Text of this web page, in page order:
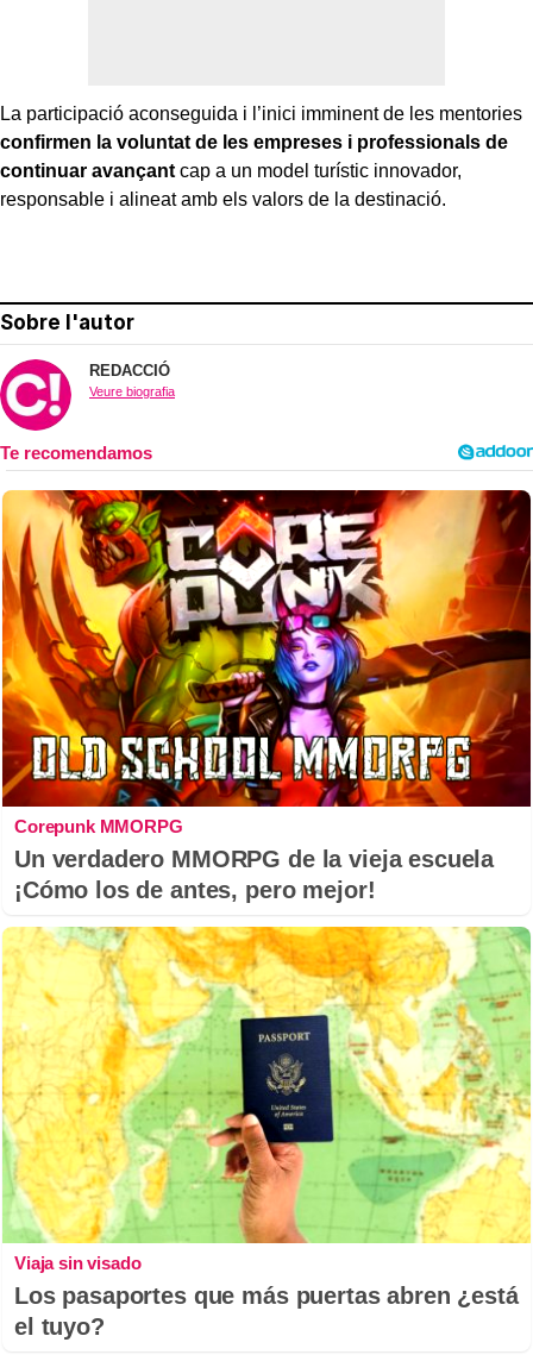
La participació aconseguida i l’inici imminent de les mentories
confirmen la voluntat de les empreses i professionals de
continuar avançant cap a un model turístic innovador,
responsable i alineat amb els valors de la destinació.
Sobre l'autor
REDACCIÓ
Veure biografia
Corepunk MMORPG
Un verdadero MMORPG de la vieja escuela
¡Cómo los de antes, pero mejor!
Viaja sin visado
Los pasaportes que más puertas abren ¿está
el tuyo?